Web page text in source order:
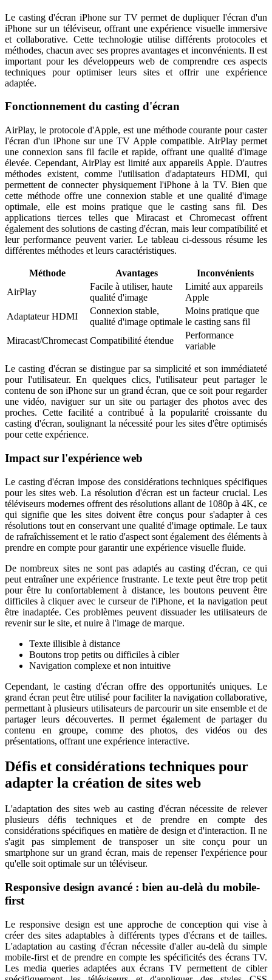
Le casting d'écran iPhone sur TV permet de dupliquer l'écran d'un
iPhone sur un téléviseur, offrant une expérience visuelle immersive
et collaborative. Cette technologie utilise différents protocoles et
méthodes, chacun avec ses propres avantages et inconvénients. Il est
important pour les développeurs web de comprendre ces aspects
techniques pour optimiser leurs sites et offrir une expérience
adaptée.
Fonctionnement du casting d'écran
AirPlay, le protocole d'Apple, est une méthode courante pour caster
l'écran d'un iPhone sur une TV Apple compatible. AirPlay permet
une connexion sans fil facile et rapide, offrant une qualité d'image
élevée. Cependant, AirPlay est limité aux appareils Apple. D'autres
méthodes existent, comme l'utilisation d'adaptateurs HDMI, qui
permettent de connecter physiquement l'iPhone à la TV. Bien que
cette méthode offre une connexion stable et une qualité d'image
optimale, elle est moins pratique que le casting sans fil. Des
applications tierces telles que Miracast et Chromecast offrent
également des solutions de casting d'écran, mais leur compatibilité et
leur performance peuvent varier. Le tableau ci-dessous résume les
différentes méthodes et leurs caractéristiques.
Méthode Avantages
Inconvénients
AirPlay
Facile à utiliser, haute
qualité d'image
Limité aux appareils
Apple
Adaptateur HDMI
Connexion stable,
qualité d'image optimale
Moins pratique que
le casting sans fil
Miracast/Chromecast Compatibilité étendue
Performance
variable
Le casting d'écran se distingue par sa simplicité et son immédiateté
pour l'utilisateur. En quelques clics, l'utilisateur peut partager le
contenu de son iPhone sur un grand écran, que ce soit pour regarder
une vidéo, naviguer sur un site ou partager des photos avec des
proches. Cette facilité a contribué à la popularité croissante du
casting d'écran, soulignant la nécessité pour les sites d'être optimisés
pour cette expérience.
Impact sur l'expérience web
Le casting d'écran impose des considérations techniques spécifiques
pour les sites web. La résolution d'écran est un facteur crucial. Les
téléviseurs modernes offrent des résolutions allant de 1080p à 4K, ce
qui signifie que les sites doivent être conçus pour s'adapter à ces
résolutions tout en conservant une qualité d'image optimale. Le taux
de rafraîchissement et le ratio d'aspect sont également des éléments à
prendre en compte pour garantir une expérience visuelle fluide.
De nombreux sites ne sont pas adaptés au casting d'écran, ce qui
peut entraîner une expérience frustrante. Le texte peut être trop petit
pour être lu confortablement à distance, les boutons peuvent être
difficiles à cliquer avec le curseur de l'iPhone, et la navigation peut
être inadaptée. Ces problèmes peuvent dissuader les utilisateurs de
revenir sur le site, et nuire à l'image de marque.
Texte illisible à distance
Boutons trop petits ou difficiles à cibler
Navigation complexe et non intuitive
Cependant, le casting d'écran offre des opportunités uniques. Le
grand écran peut être utilisé pour faciliter la navigation collaborative,
permettant à plusieurs utilisateurs de parcourir un site ensemble et de
partager leurs découvertes. Il permet également de partager du
contenu en groupe, comme des photos, des vidéos ou des
présentations, offrant une expérience interactive.
Défis et considérations techniques pour
adapter la création de sites web
L'adaptation des sites web au casting d'écran nécessite de relever
plusieurs défis techniques et de prendre en compte des
considérations spécifiques en matière de design et d'interaction. Il ne
s'agit pas simplement de transposer un site conçu pour un
smartphone sur un grand écran, mais de repenser l'expérience pour
qu'elle soit optimale sur un téléviseur.
Responsive design avancé : bien au-delà du mobile-
first
Le responsive design est une approche de conception qui vise à
créer des sites adaptables à différents types d'écrans et de tailles.
L'adaptation au casting d'écran nécessite d'aller au-delà du simple
mobile-first et de prendre en compte les spécificités des écrans TV.
Les media queries adaptées aux écrans TV permettent de cibler